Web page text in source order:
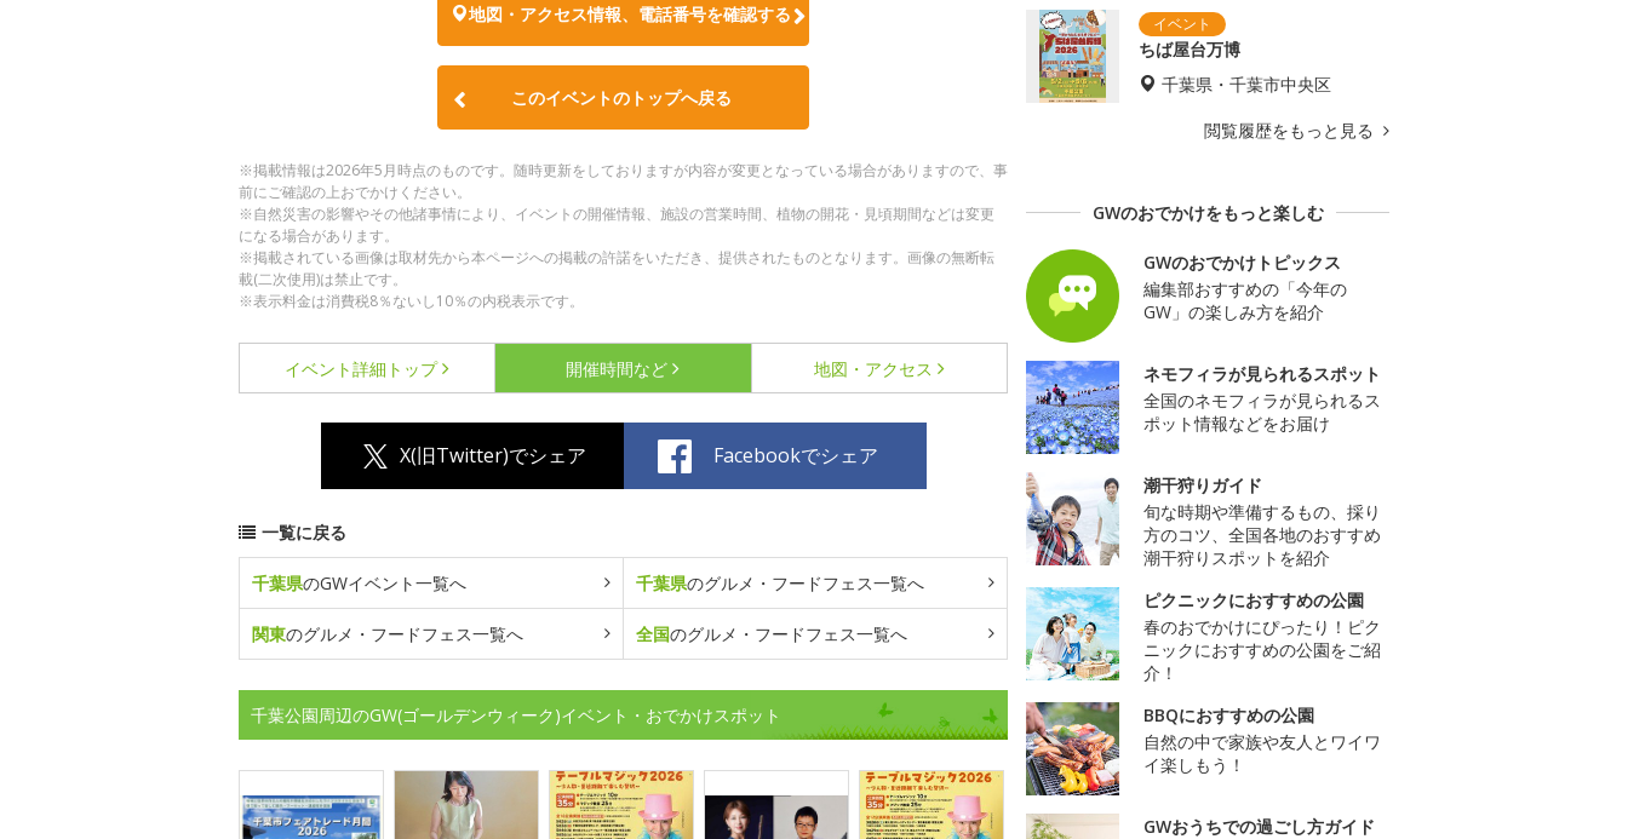
地図・アクセス情報、電話番号を確認する
このイベントのトップへ戻る
※掲載情報は2026年5月時点のものです。随時更新をしておりますが内容が変更となっている場合がありますので、事
前にご確認の上おでかけください。
※自然災害の影響やその他諸事情により、イベントの開催情報、施設の営業時間、植物の開花・見頃期間などは変更
になる場合があります。
※掲載されている画像は取材先から本ページへの掲載の許諾をいただき、提供されたものとなります。画像の無断転
載(二次使用)は禁止です。
※表示料金は消費税8％ないし10％の内税表示です。
イベント詳細 トップ 開催時間など 地図・アクセス
X(旧Twitter)でシェア Facebookでシェア
一覧に戻る
千葉県のGWイベント一覧へ 千葉県のグルメ・フードフェス一覧へ
関東のグルメ・フードフェス一覧へ 全国のグルメ・フードフェス一覧へ
千葉公園周辺のGW(ゴールデンウィーク)イベント・おでかけスポット
ちば屋台万博
千葉県・千葉市中央区
閲覧履歴をもっと見る
GWのおでかけをもっと楽しむ
GWのおでかけトピックス
編集部おすすめの「今年の
GW」の楽しみ方を紹介
ネモフィラが見られるスポット
全国のネモフィラが見られるス
ポット情報などをお届け
潮干狩りガイド
旬な時期や準備するもの、採り
方のコツ、全国各地のおすすめ
潮干狩りスポットを紹介
ピクニックにおすすめの公園
春のおでかけにぴったり！ピク
ニックにおすすめの公園をご紹
介！
BBQにおすすめの公園
自然の中で家族や友人とワイワ
イ楽しもう！
GWおうちでの過ごし方ガイド